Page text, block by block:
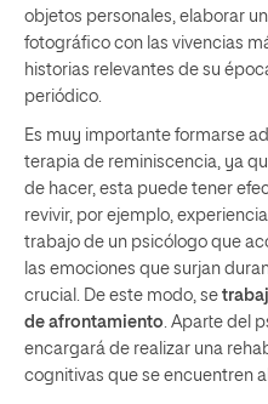
objetos personales, elaborar
fotográfico con las vivencias
historias relevantes de su
periódico.
Es muy importante formarse
terapia de reminiscencia, ya
de hacer, esta puede tener
revivir, por ejemplo,
trabajo de un psicólogo que
las emociones que surjan
crucial. De este modo, se
de afrontamiento . Aparte del
encargará de realizar una
cognitivas que se encuentren